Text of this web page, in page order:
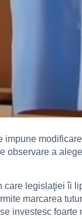
impune
observare a
care legislaţiei îi
marcarea
investesc foarte